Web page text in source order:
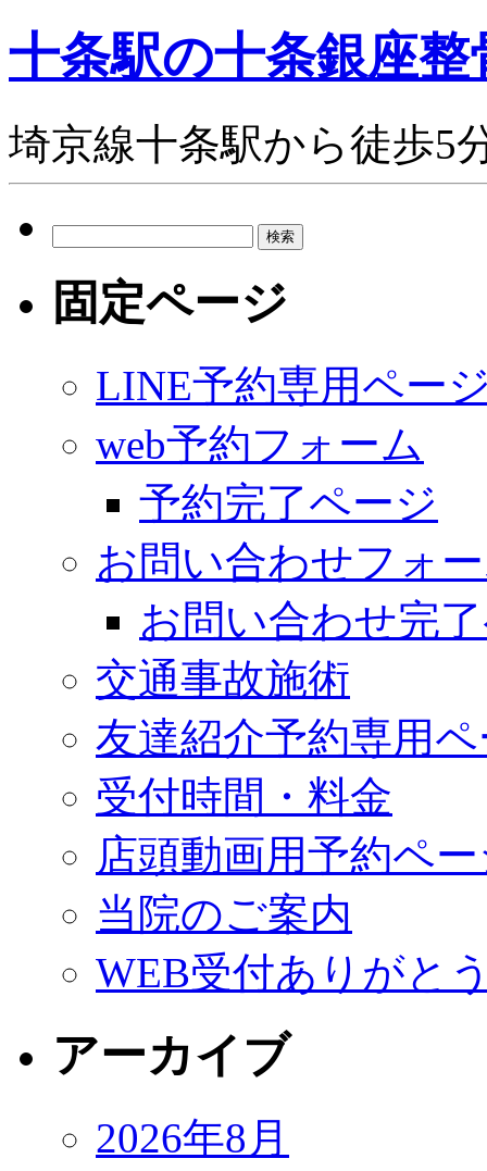
十条駅の十条銀座整
埼京線十条駅から徒歩5
固定ページ
LINE予約専用ペー
web予約フォーム
予約完了ページ
お問い合わせフォ
お問い合わせ完
交通事故施術
友達紹介予約専用
受付時間・料金
店頭動画用予約ペ
当院のご案内
WEB受付ありがと
アーカイブ
2026年8月